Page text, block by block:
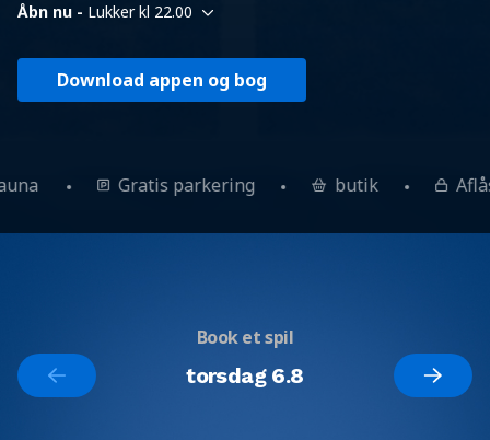
Åbn nu - Lukker kl 22.00
Download appen og bog
Gratis parkering butik
Book et spil
torsdag 6.8